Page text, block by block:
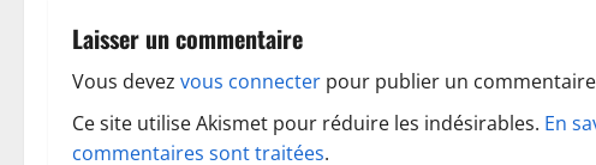
g
a
t
Laisser un commentaire
Vous devez vous connecter pour publier un
Ce site utilise Akismet pour réduire les indésirables. En
commentaires sont traitées.